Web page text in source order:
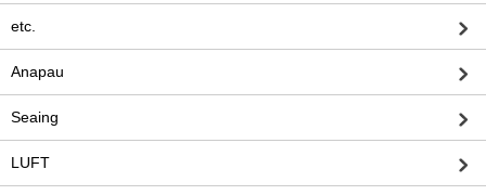
etc.
Anapau
Seaing
LUFT